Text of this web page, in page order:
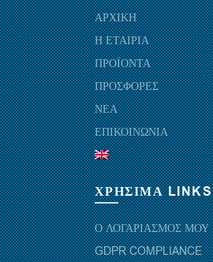
ΑΡΧΙΚΗ
Η ΕΤΑΙΡΙΑ
ΠΡΟΪΟΝΤΑ
ΠΡΟΣΦΟΡΕΣ
ΝΕΑ
ΕΠΙΚΟΙΝΩΝΙΑ
ΧΡΗΣΙΜΑ LINKS
Ο ΛΟΓΑΡΙΑΣΜΟΣ ΜΟΥ
GDPR COMPLIANCE